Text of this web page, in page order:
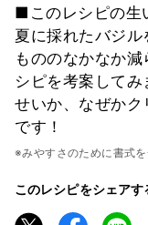
■このレシピの生
夏に採れたバジ
もののなかなか
シピを考案して
せいか、なぜかク
です！
※みやすさのために書式を
このレシピをシェアす